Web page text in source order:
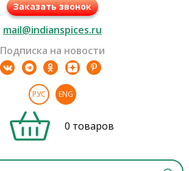
Заказать звонок
mail@indianspices.ru
Подписка на новости
РУС ENG
0 товаров